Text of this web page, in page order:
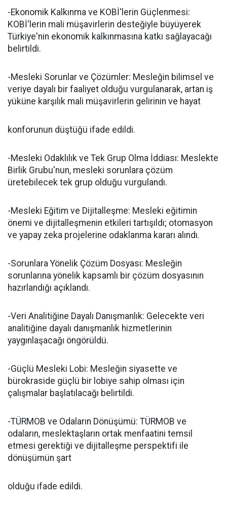
-Ekonomik Kalkınma ve KOBİ'lerin Güçlenmesi:
KOBİ'lerin mali müşavirlerin desteğiyle büyüyerek
Türkiye'nin ekonomik kalkınmasına katkı sağlayacağı
belirtildi.
-Mesleki Sorunlar ve Çözümler: Mesleğin bilimsel ve
veriye dayalı bir faaliyet olduğu vurgulanarak, artan iş
yüküne karşılık mali müşavirlerin gelirinin ve hayat
konforunun düştüğü ifade edildi.
-Mesleki Odaklılık ve Tek Grup Olma İddiası: Meslekte
Birlik Grubu'nun, mesleki sorunlara çözüm
üretebilecek tek grup olduğu vurgulandı.
-Mesleki Eğitim ve Dijitalleşme: Mesleki eğitimin
önemi ve dijitalleşmenin etkileri tartışıldı; otomasyon
ve yapay zeka projelerine odaklanma kararı alındı.
-Sorunlara Yönelik Çözüm Dosyası: Mesleğin
sorunlarına yönelik kapsamlı bir çözüm dosyasının
hazırlandığı açıklandı.
-Veri Analitiğine Dayalı Danışmanlık: Gelecekte veri
analitiğine dayalı danışmanlık hizmetlerinin
yaygınlaşacağı öngörüldü.
-Güçlü Mesleki Lobi: Mesleğin siyasette ve
bürokraside güçlü bir lobiye sahip olması için
çalışmalar başlatılacağı belirtildi.
-TÜRMOB ve Odaların Dönüşümü: TÜRMOB ve
odaların, meslektaşların ortak menfaatini temsil
etmesi gerektiği ve dijitalleşme perspektifi ile
dönüşümün şart
olduğu ifade edildi.